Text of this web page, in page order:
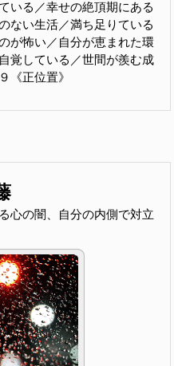
いる／幸せの絶頂期にある
ない生活／満ち足りている
が怖い／自分が恵まれた環
覚している／世間が羨む成
《正位置》
心の闇、自分の内側で対立